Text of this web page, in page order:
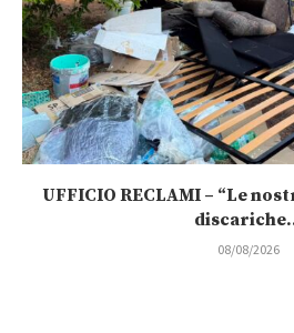
UFFICIO RECLAMI – “Le
08/08/2026